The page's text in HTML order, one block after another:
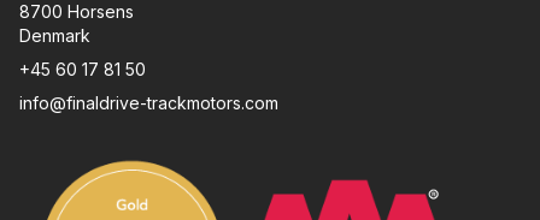
8700 Horsens
Denmark
+45 60 17 81 50
info@finaldrive-trackmotors.com